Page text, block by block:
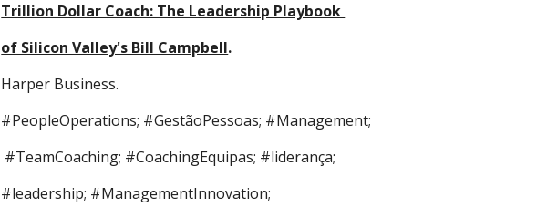
Trillion Dollar Coach: The Leadership Playbook
of Silicon Valley's Bill Campbell.
Harper Business.
#PeopleOperations; #GestãoPessoas; #Management;
#TeamCoaching; #CoachingEquipas; #liderança;
#leadership; #ManagementInnovation;